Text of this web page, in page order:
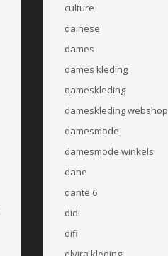
culture
dainese
dames
dames kleding
dameskleding
dameskleding webshop
damesmode
damesmode winkels
dane
dante 6
didi
difi